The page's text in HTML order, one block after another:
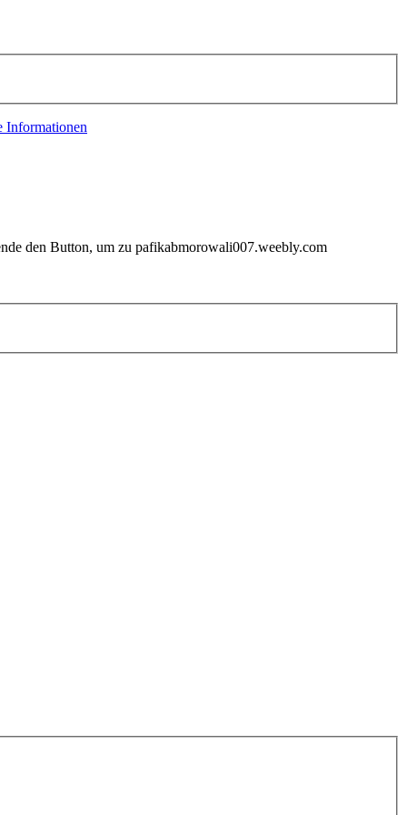
Informationen
den Button, um zu pafikabmorowali007.weebly.com